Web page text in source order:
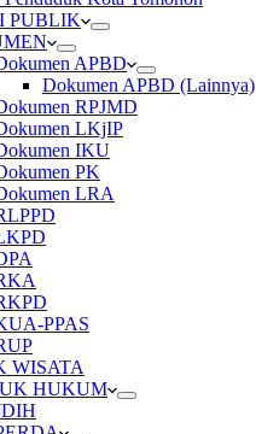
PUBLIK
APBD
Dokumen APBD (Lainnya)
RPJMD
LKjIP
IKU
PK
LRA
PPAS
WISATA
HUKUM